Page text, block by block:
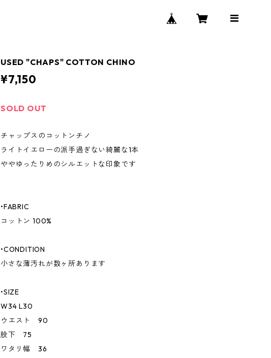
USED "CHAPS" COTTON CHINO
¥7,150
SOLD OUT
チャップスのコットンチノ
ライトイエローの派手過ぎない綺麗な1本
ややゆったりめのシルエットな印象です
•FABRIC
コットン 100%
•CONDITION
小さな薄汚れが数ヶ所あります
•SIZE
W34 L30
ウエスト 90
股下 75
ワタリ幅 36